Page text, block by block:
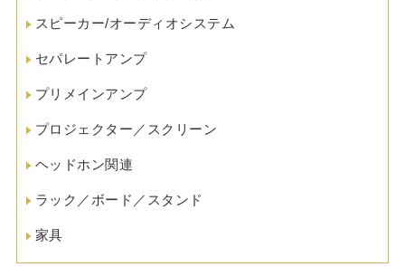
スピーカー/オーディオシステム
セパレートアンプ
プリメインアンプ
プロジェクター／スクリーン
ヘッドホン関連
ラック／ボード／スタンド
家具